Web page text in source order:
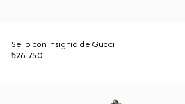
Sello con insignia de Gucci
₺26.750